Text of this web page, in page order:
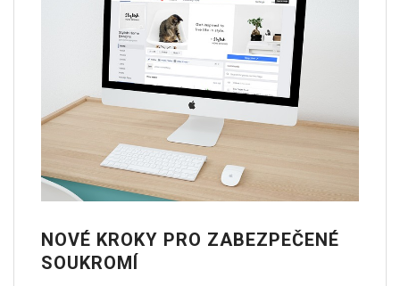
NOVÉ KROKY PRO ZABEZPEČENÉ
SOUKROMÍ